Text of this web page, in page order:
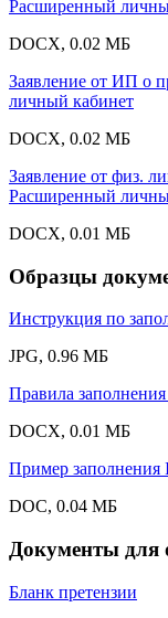
Расширенный
DOCX, 0.02 МБ
Заявление от ИП о
личный кабинет
DOCX, 0.02 МБ
Заявление от физ.
Расширенный
DOCX, 0.01 МБ
Образцы
Инструкция по
JPG, 0.96 МБ
Правила
DOCX, 0.01 МБ
Пример заполнения
DOC, 0.04 МБ
Документы для
Бланк претензии